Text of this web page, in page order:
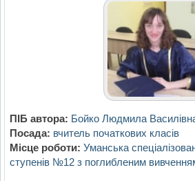
ПІБ автора: Бойко Людмила
Посада: вчитель початкових класів
Місце роботи: Уманська
ступенів №12 з поглибленим